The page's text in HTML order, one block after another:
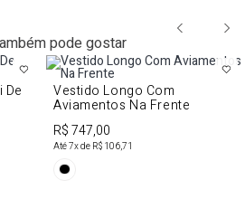
pode gostar
De Vestido Longo Com
Aviamentos Na Frente
R$ 747,00
Até7x de R$ 106,71